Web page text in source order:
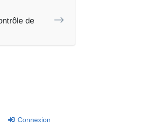
de
Connexion